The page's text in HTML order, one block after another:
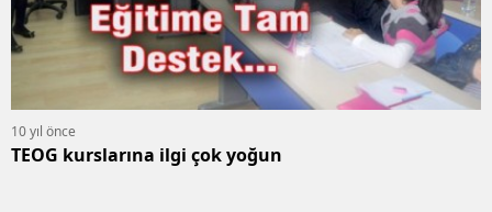
10 yıl önce
TEOG kurslarına ilgi çok yoğun